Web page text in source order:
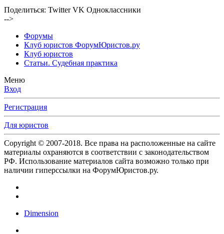
Поделиться: Twitter VK Одноклассники
-->
Форумы
Клуб юристов ФорумЮристов.ру
Клуб юристов
Статьи. Судебная практика
Меню
Вход
Регистрация
Для юристов
Copyright © 2007-2018. Все права на расположенные на сайте
материалы охраняются в соответствии с законодательством
РФ. Использование материалов сайта возможно только при
наличии гиперссылки на ФорумЮристов.ру.
Dimension